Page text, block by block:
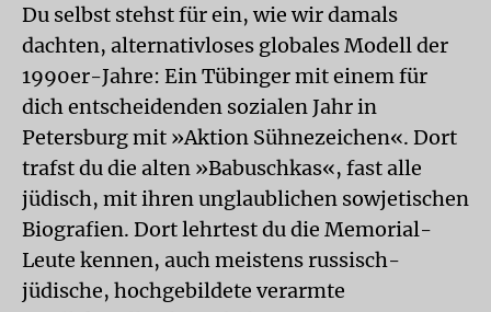
Du selbst stehst für ein, wie wir damals
dachten, alternativloses globales Modell der
1990er-Jahre: Ein Tübinger mit einem für
dich entscheidenden sozialen Jahr in
Petersburg mit »Aktion Sühnezeichen«. Dort
trafst du die alten »Babuschkas«, fast alle
jüdisch, mit ihren unglaublichen sowjetischen
Biografien. Dort lehrtest du die Memorial-
Leute kennen, auch meistens russisch-
jüdische, hochgebildete verarmte